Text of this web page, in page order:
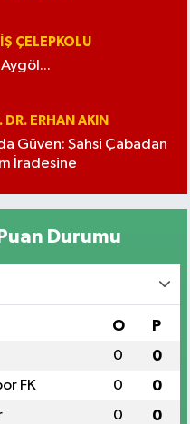
ÇELEPKOLU
DR. ERHAN AKIN
Güven: Şahsi Çabadan
İradesine
Durumu
O P
0 0
FK 0 0
0 0